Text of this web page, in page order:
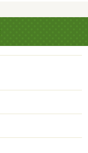
地内ごみ置き場／プ
ＩＴ重説 対応物件
島店（スーパー）ま
ンビニ）まで７５０
０ｍ／京都教育大学
文教大学（大学・短